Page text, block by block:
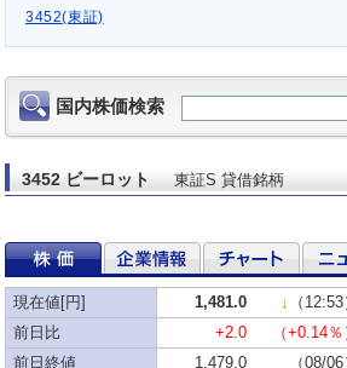
3452(東証)